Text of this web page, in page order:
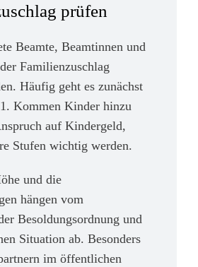
prüfen
Beamte, Beamtinnen und
Familienzuschlag
Häufig geht es zunächst
Kommen Kinder hinzu
auf Kindergeld,
Stufen wichtig werden.
und die
hängen vom
Besoldungsordnung und
Situation ab. Besonders
im öffentlichen